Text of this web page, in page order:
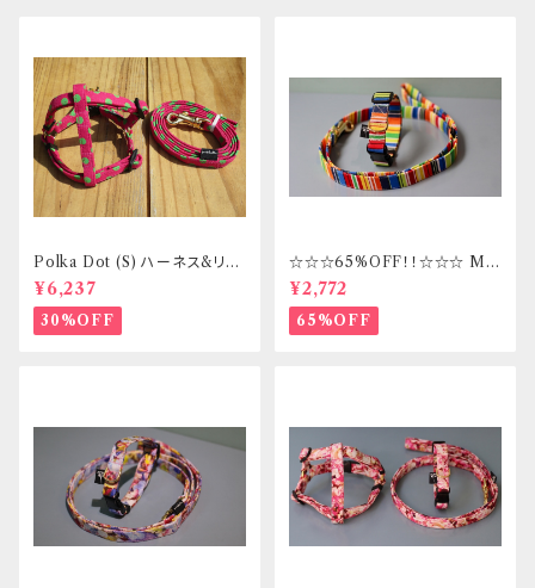
Polka Dot (S) ハーネス&リー
ドセット _ フントヒュッテオリジ
ナル
¥6,237
30%OFF
☆☆☆65%OFF！！☆☆☆ Mサ
イズ 首輪&リードセット _ フント
ヒュッテオリジナル
¥2,772
65%OFF